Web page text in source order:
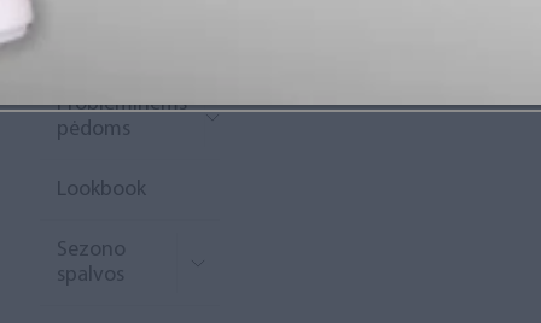
Probleminėms
pėdoms
Lookbook
Sezono
spalvos